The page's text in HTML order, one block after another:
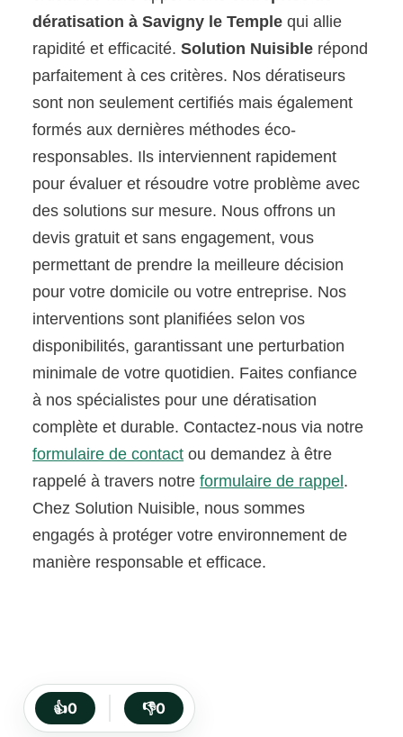
dératisation à Savigny le Temple qui allie
rapidité et efficacité.Solution Nuisible répond
parfaitement à ces critères. Nos dératiseurs
sont non seulement certifiés mais également
formés aux dernières méthodes éco-
responsables. Ils interviennent rapidement
pour évaluer et résoudre votre problème avec
des solutions sur mesure. Nous offrons un
devis gratuit et sans engagement, vous
permettant de prendre la meilleure décision
pour votre domicile ou votre entreprise. Nos
interventions sont planifiées selon vos
disponibilités, garantissant une perturbation
minimale de votre quotidien. Faites confiance
à nos spécialistes pour une dératisation
complète et durable. Contactez-nous via notre
formulaire de contact ou demandez à être
rappelé à travers notreformulaire de rappel.
Chez Solution Nuisible, nous sommes
engagés à protéger votre environnement de
manière responsable et efficace.
👍0 👎0